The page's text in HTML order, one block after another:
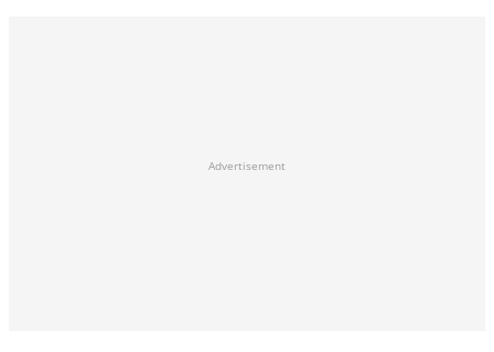
Advertisement